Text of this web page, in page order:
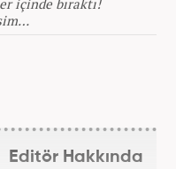
Editör Hakkında